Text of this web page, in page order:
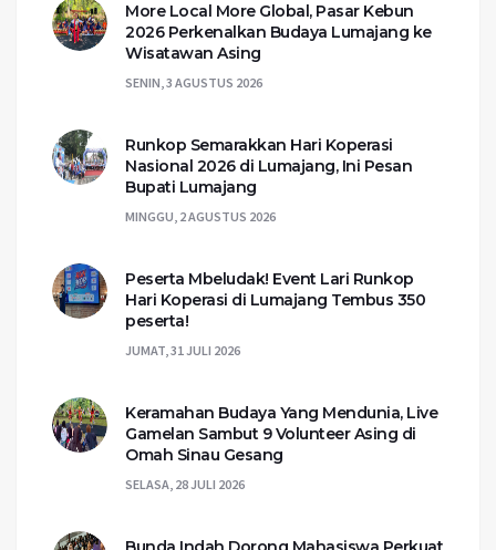
More Local More Global, Pasar Kebun
2026 Perkenalkan Budaya Lumajang ke
Wisatawan Asing
SENIN, 3 AGUSTUS 2026
Runkop Semarakkan Hari Koperasi
Nasional 2026 di Lumajang, Ini Pesan
Bupati Lumajang
MINGGU, 2 AGUSTUS 2026
Peserta Mbeludak! Event Lari Runkop
Hari Koperasi di Lumajang Tembus 350
peserta!
JUMAT, 31 JULI 2026
Keramahan Budaya Yang Mendunia, Live
Gamelan Sambut 9 Volunteer Asing di
Omah Sinau Gesang
SELASA, 28 JULI 2026